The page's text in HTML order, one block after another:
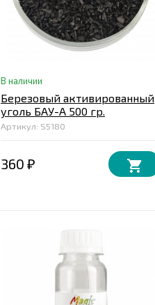
В наличии
Березовый активированный
уголь БАУ-А 500 гр.
Артикул: S5180
360 ₽